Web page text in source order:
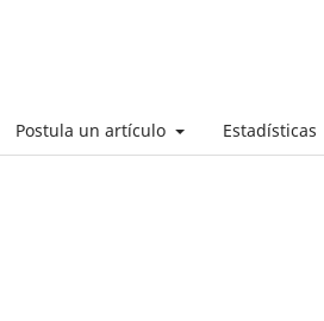
Postula un artículo Estadísticas